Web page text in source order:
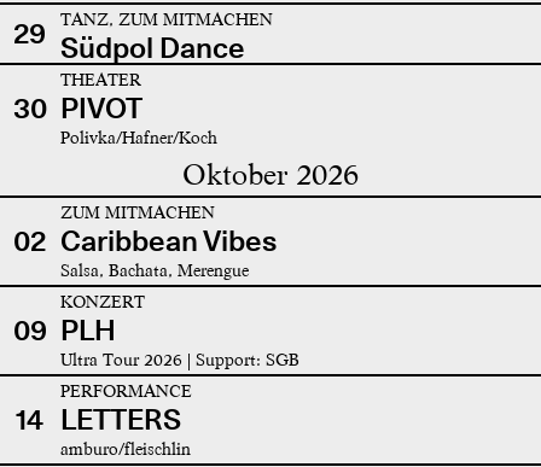
29 TANZ, ZUM MITMACHEN
Südpol Dance
30
THEATER
PIVOT
Polivka/Hafner/Koch
Oktober 2026
02
ZUM MITMACHEN
Caribbean Vibes
Salsa, Bachata, Merengue
09
KONZERT
PLH
Ultra Tour 2026 | Support: SGB
14
PERFORMANCE
LETTERS
amburo/fleischlin